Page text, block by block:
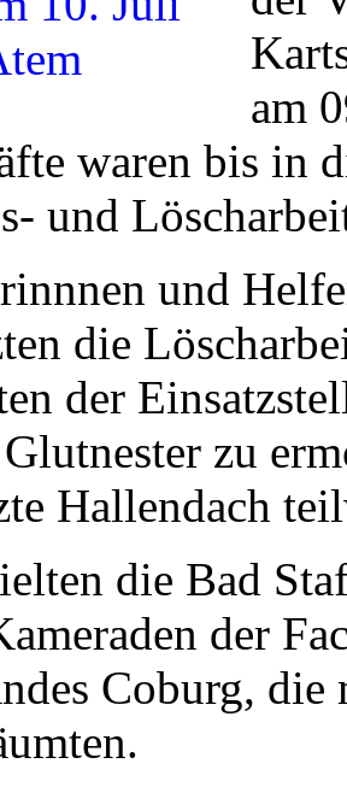
am
waren bis in
und
und
die
der
zu
Hallendach
die Bad
der
Coburg,